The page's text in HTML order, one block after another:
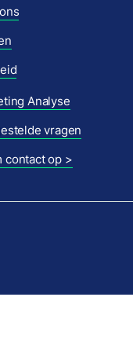
Analyse
vragen
contact op >